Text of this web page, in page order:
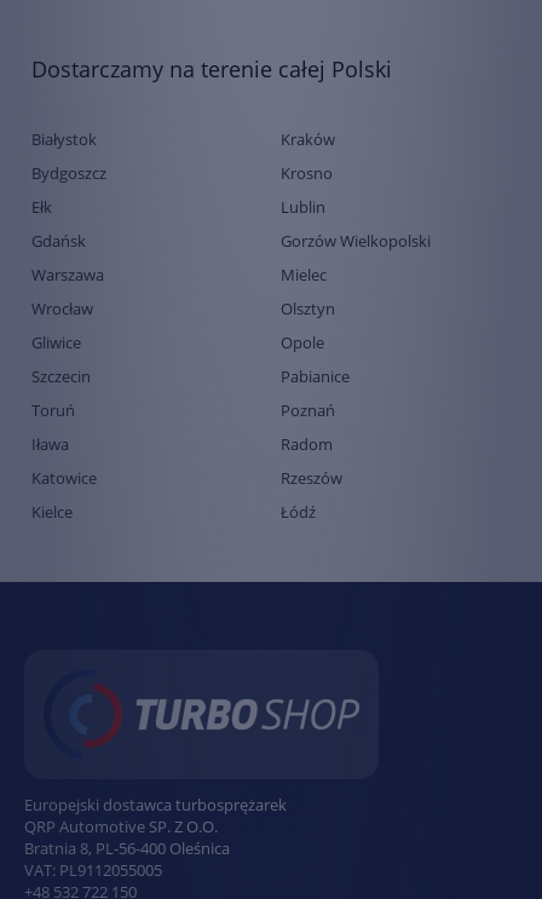
Dostarczamy na terenie całej Polski
Białystok
Bydgoszcz
Ełk
Gdańsk
Warszawa
Wrocław
Gliwice
Szczecin
Toruń
Iława
Katowice
Kielce
Kraków
Krosno
Lublin
Gorzów Wielkopolski
Mielec
Olsztyn
Opole
Pabianice
Poznań
Radom
Rzeszów
Łódź
Europejski dostawca turbosprężarek
QRP Automotive SP. Z O.O.
Bratnia 8, PL-56-400 Oleśnica
VAT: PL9112055005
+48 532 722 150